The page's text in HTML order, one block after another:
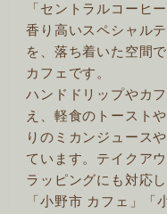
「セントラルコーヒ
香り高いスペシャル
を、落ち着いた空間
カフェです。
ハンドドリップやカ
え、軽食のトースト
りのミカンジュース
ています。テイクア
ラッピングにも対応し
「小野市 カフェ」「